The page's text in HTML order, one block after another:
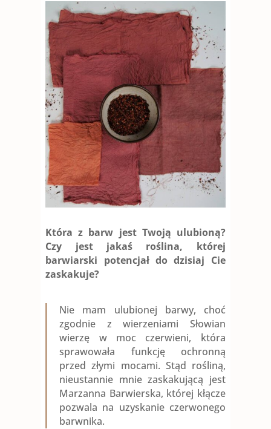
Która z barw jest Twoją ulubioną?
Czy jest jakaś roślina, której
barwiarski potencjał do dzisiaj Cie
zaskakuje?
Nie mam ulubionej barwy, choć
zgodnie z wierzeniami Słowian
wierzę w moc czerwieni, która
sprawowała funkcję ochronną
przed złymi mocami. Stąd rośliną,
nieustannie mnie zaskakującą jest
Marzanna Barwierska, której kłącze
pozwala na uzyskanie czerwonego
barwnika.